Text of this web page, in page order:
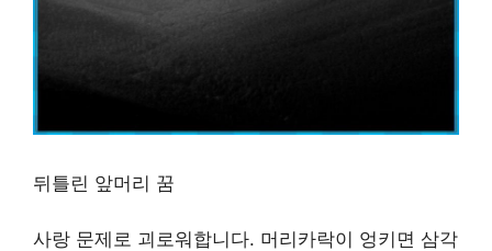
뒤틀린 앞머리 꿈
사랑 문제로 괴로워합니다. 머리카락이 엉키면 삼각